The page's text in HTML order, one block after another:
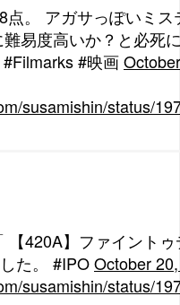
。 アガサっぽいミス
易度高いか？と必死
#映画
susamishin/status/
420A】ファイント
た。 #IPOOctober
susamishin/status/